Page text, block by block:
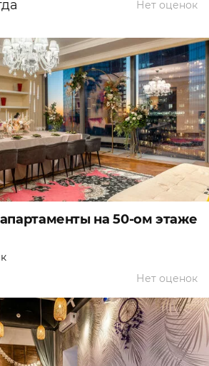
Нет оценок
на 50-ом этаже
Нет оценок